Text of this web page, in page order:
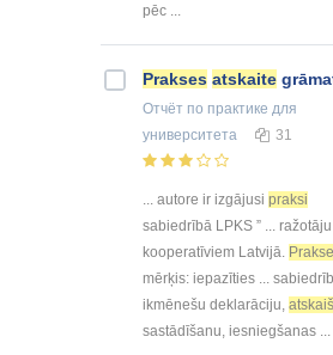
pēc ...
Prakses atskaite
Отчёт по практике для
университета
31
... autore ir izgājusi praksi
sabiedrībā LPKS ” ... ražotāju
kooperatīviem Latvijā.
mērķis: iepazīties ...
ikmēnešu deklarāciju,
sastādīšanu, iesniegšanas ...